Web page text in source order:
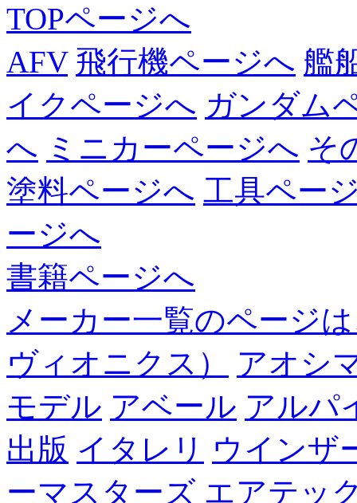
TOPページへ
AFV 飛行機ページへ 艦
イクページへ ガンダム
へ ミニカーページへ そ
塗料ページへ 工具ペー
ージへ
書籍ページへ
メーカー一覧のページ
ヴィオニクス）
アオシ
モデル アベール アルパ
出版 イタレリ ウインザ
ーマスターズ エアテッ